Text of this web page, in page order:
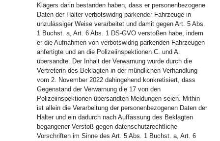
Klägers darin bestanden haben, dass er personenbezogene
Daten der Halter verbotswidrig parkender Fahrzeuge in
unzulässiger Weise verarbeitet und damit gegen Art. 5 Abs.
1 Buchst. a, Art. 6 Abs. 1 DS-GVO verstoßen habe, indem
er die Aufnahmen von verbotswidrig parkenden Fahrzeugen
anfertigte und an die Polizeiinspektionen C. und A.
übersandte. Der Inhalt der Verwarnung wurde durch die
Vertreterin des Beklagten in der mündlichen Verhandlung
vom 2. November 2022 dahingehend konkretisiert, dass
Gegenstand der Verwarnung die 17 von den
Polizeiinspektionen übersandten Meldungen seien. Mithin
ist allein die Verarbeitung der personenbezogenen Daten der
Halter und ein dadurch nach Auffassung des Beklagten
begangener Verstoß gegen datenschutzrechtliche
Vorschriften im Sinne des Art. 5 Abs. 1 Buchst. a, Art. 6